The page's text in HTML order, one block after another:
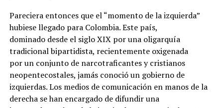
Pareciera entonces que el “momento de la izquierda”
hubiese llegado para Colombia. Este país,
dominado desde el siglo XIX por una oligarquía
tradicional bipartidista, recientemente oxigenada
por un conjunto de narcotraficantes y cristianos
neopentecostales, jamás conoció un gobierno de
izquierdas. Los medios de comunicación en manos de la
derecha se han encargado de difundir una